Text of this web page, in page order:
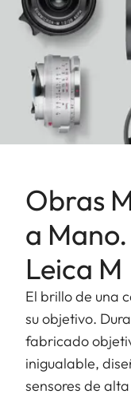
Obras
a
Leica M
El brillo de una
su objetivo.
fabricado
inigualable,
sensores de